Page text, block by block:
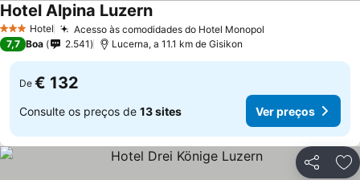
3 EstrelasHotel Acesso às comodidades do Hotel Monopol
Hotel Alpina LuzernVer preços
7,7 Boa 2.541 Lucerna, a 11.1 km de Gisikon
De € 132
Consulte os preços de 13 sites Ver preços
Partilhar